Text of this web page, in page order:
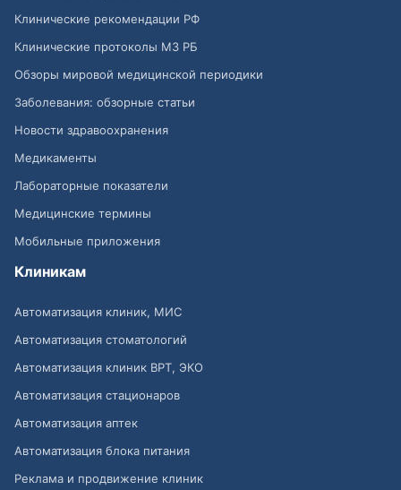
Клинические рекомендации РФ
Клинические протоколы МЗ РБ
Обзоры мировой медицинской периодики
Заболевания: обзорные статьи
Новости здравоохранения
Медикаменты
Лабораторные показатели
Медицинские термины
Мобильные приложения
Клиникам
Автоматизация клиник, МИС
Автоматизация стоматологий
Автоматизация клиник ВРТ, ЭКО
Автоматизация стационаров
Автоматизация аптек
Автоматизация блока питания
Реклама и продвижение клиник